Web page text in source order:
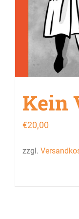
Kein
€20,00
zzgl.